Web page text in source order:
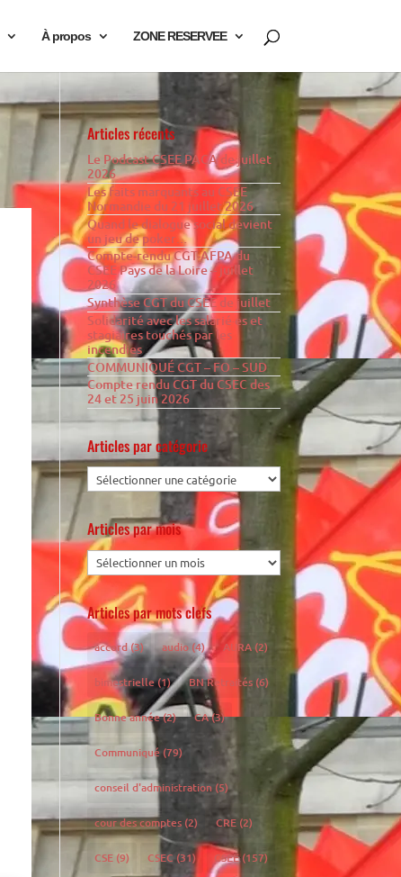
À propos ZONE RESERVEE
Articles récents
Le Podcast CSEE PACA de juillet
2026
Les faits marquants au CSEE
Normandie du 21 juillet 2026
Quand le dialogue social devient
un jeu de poker…
Compte-rendu CGT-AFPA du
CSEE Pays de la Loire – juillet
2026
Synthèse CGT du CSEE de juillet
Solidarité avec les salarié·es et
stagiaires touchés par les
incendies
COMMUNIQUÉ CGT – FO – SUD
Compte rendu CGT du CSEC des
24 et 25 juin 2026
Articles par catégorie
Articles par mois
Articles par mots clefs
accord(3) audio(4) AURA(2)
bimestrielle(1) BN Retraités(6)
Bonne année(2) CA(3)
Communiqué(79)
conseil d'administration(5)
cour des comptes(2) CRE(2)
CSE(9) CSEC(31) CSEE(157)